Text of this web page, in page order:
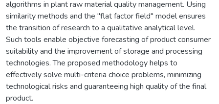
algorithms in plant raw material quality management. Using
similarity methods and the "flat factor field" model ensures
the transition of research to a qualitative analytical level.
Such tools enable objective forecasting of product consumer
suitability and the improvement of storage and processing
technologies. The proposed methodology helps to
effectively solve multi-criteria choice problems, minimizing
technological risks and guaranteeing high quality of the final
product.